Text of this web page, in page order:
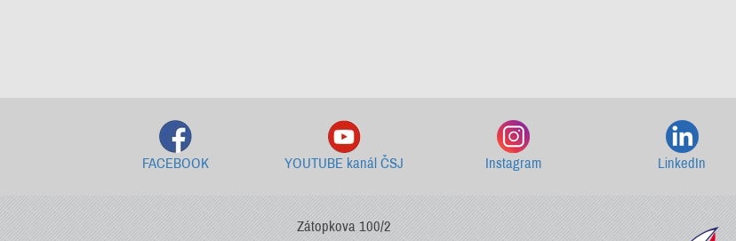
FACEBOOK YOUTUBE kanál ČSJ Instagram LinkedIn
Zátopkova 100/2